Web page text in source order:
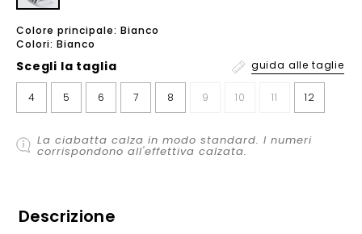
Colore principale: Bianco
Colori: Bianco
Scegli la taglia guida alle taglie
4 5 6 7 8 9 10 11 12
La ciabatta calza in modo standard. I numeri
corrispondono all'effettiva calzata.
Descrizione